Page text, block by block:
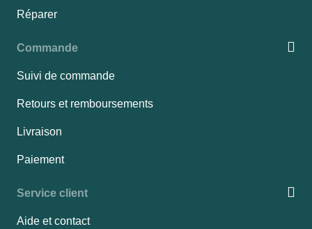
Réparer
Commande
Suivi de commande
Retours et remboursements
Livraison
Paiement
Service client
Aide et contact